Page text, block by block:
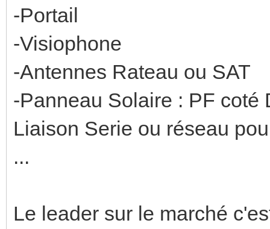
-Portail
-Visiophone
-Antennes Rateau ou SAT
-Panneau Solaire : PF coté
Liaison Serie ou réseau
...
Le leader sur le marché